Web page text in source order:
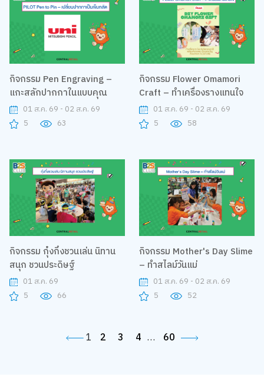
กิจกรรม Pen Engraving –
แกะสลักปากกาในแบบคุณ
01 ส.ค. 69 - 02 ส.ค. 69
5
63
กิจกรรม Flower Omamori
Craft – ทำเครื่องรางแทนใจ
01 ส.ค. 69 - 02 ส.ค. 69
5
58
กิจกรรม กุ๋งกิ๋งชวนเล่น นิทาน
สนุก ชวนประดิษฐ์
01 ส.ค. 69
5
66
กิจกรรม Mother's Day Slime
– ทำสไลม์วันแม่
01 ส.ค. 69 - 02 ส.ค. 69
5
52
1 2 3 4 … 60